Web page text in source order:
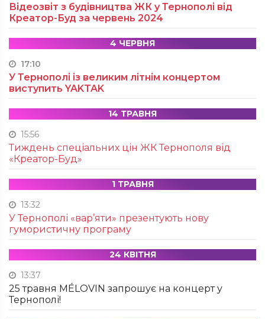
Відеозвіт з будівництва ЖК у Тернополі від
Креатор-Буд за червень 2024
4 ЧЕРВНЯ
17:10
У Тернополі із великим літнім концертом
виступить YAKTAK
14 ТРАВНЯ
15:56
Тиждень спеціальних цін ЖК Тернополя від
«Креатор-Буд»
1 ТРАВНЯ
13:32
У Тернополі «вар’яти» презентують нову
гумористичну програму
24 КВІТНЯ
13:37
25 травня MÉLOVIN запрошує на концерт у
Тернополі!